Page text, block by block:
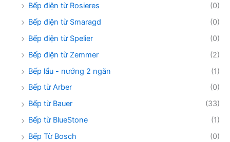
Bếp điện từ Rosieres
(0)
Bếp điện từ Smaragd
(0)
Bếp điện từ Spelier
(0)
Bếp điện từ Zemmer
(2)
Bếp lẩu - nướng 2 ngăn
(1)
Bếp từ Arber
(0)
Bếp từ Bauer
(33)
Bếp từ BlueStone
(1)
Bếp Từ Bosch
(0)